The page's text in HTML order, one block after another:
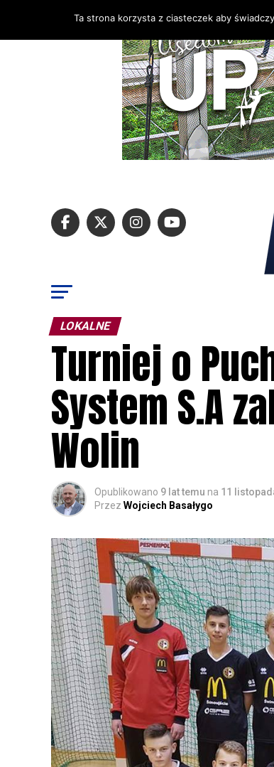
LOKALNE
Turniej o
System S.A
Wolin
Opublikowano 9 lat temu na 11
Przez Wojciech Basałygo
Ta strona korzysta z ciasteczek aby